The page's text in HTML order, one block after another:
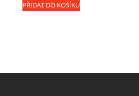
PŘIDAT DO KOŠÍKU